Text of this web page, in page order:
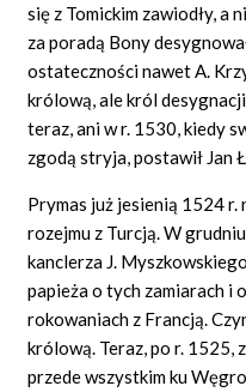
się z Tomickim zawiodły, a
za poradą Bony
ostateczności nawet A.
królową, ale król
teraz, ani w r. 1530, kiedy
zgodą stryja, postawił Jan
Prymas już jesienią 1524 r.
rozejmu z Turcją. W
kanclerza J.
papieża o tych zamiarach i
rokowaniach z Francją.
królową. Teraz, po r. 1525,
przede wszystkim ku